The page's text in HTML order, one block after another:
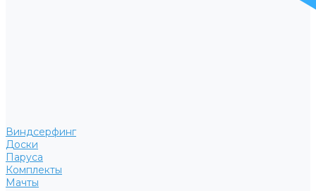
Виндсерфинг
Доски
Паруса
Комплекты
Мачты